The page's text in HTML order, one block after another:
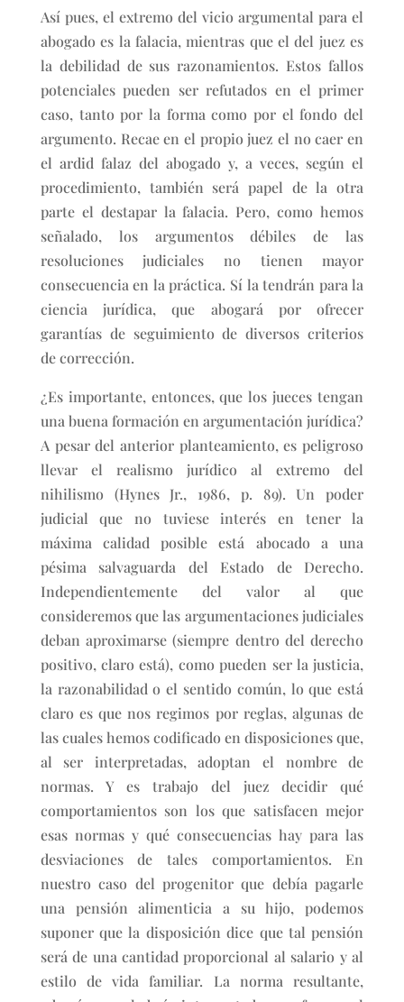
Así pues, el extremo del vicio argumental para el
abogado es la falacia, mientras que el del juez es
la debilidad de sus razonamientos. Estos fallos
potenciales pueden ser refutados en el primer
caso, tanto por la forma como por el fondo del
argumento. Recae en el propio juez el no caer en
el ardid falaz del abogado y, a veces, según el
procedimiento, también será papel de la otra
parte el destapar la falacia. Pero, como hemos
señalado, los argumentos débiles de las
resoluciones judiciales no tienen mayor
consecuencia en la práctica. Sí la tendrán para la
ciencia jurídica, que abogará por ofrecer
garantías de seguimiento de diversos criterios
de corrección.
¿Es importante, entonces, que los jueces tengan
una buena formación en argumentación jurídica?
A pesar del anterior planteamiento, es peligroso
llevar el realismo jurídico al extremo del
nihilismo (Hynes Jr., 1986, p. 89). Un poder
judicial que no tuviese interés en tener la
máxima calidad posible está abocado a una
pésima salvaguarda del Estado de Derecho.
Independientemente del valor al que
consideremos que las argumentaciones judiciales
deban aproximarse (siempre dentro del derecho
positivo, claro está), como pueden ser la justicia,
la razonabilidad o el sentido común, lo que está
claro es que nos regimos por reglas, algunas de
las cuales hemos codificado en disposiciones que,
al ser interpretadas, adoptan el nombre de
normas. Y es trabajo del juez decidir qué
comportamientos son los que satisfacen mejor
esas normas y qué consecuencias hay para las
desviaciones de tales comportamientos. En
nuestro caso del progenitor que debía pagarle
una pensión alimenticia a su hijo, podemos
suponer que la disposición dice que tal pensión
será de una cantidad proporcional al salario y al
estilo de vida familiar. La norma resultante,